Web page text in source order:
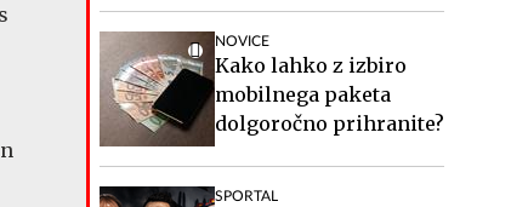
NOVICE
Kako lahko z izbiro
mobilnega paketa
dolgoročno prihranite?
SPORTAL